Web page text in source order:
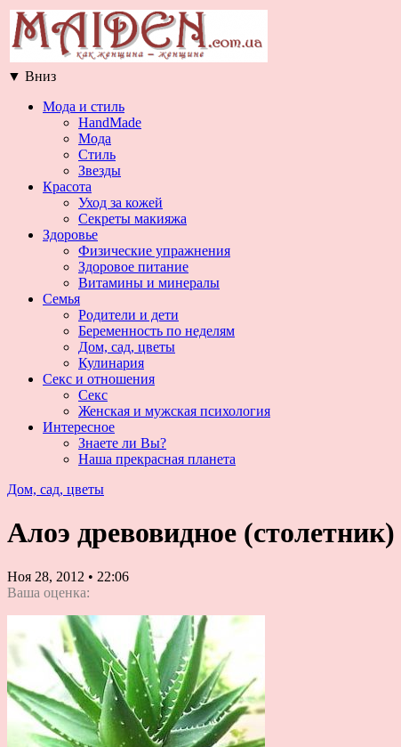
▼ Вниз
Мода и стиль
HandMade
Мода
Стиль
Звезды
Красота
Уход за кожей
Секреты макияжа
Здоровье
Физические упражнения
Здоровое питание
Витамины и минералы
Семья
Родители и дети
Беременность по неделям
Дом, сад, цветы
Кулинария
Секс и отношения
Секс
Женская и мужская психология
Интересное
Знаете ли Вы?
Наша прекрасная планета
Дом, сад, цветы
Алоэ древовидное
Ноя 28, 2012 • 22:06
Ваша оценка: